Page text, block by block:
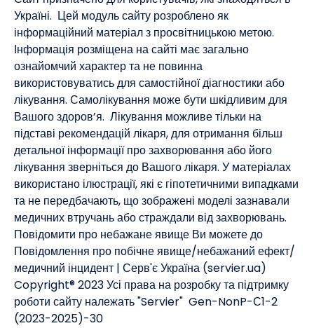
Україні. Цей модуль сайту розроблено як
інформаційний матеріал з просвітницькою метою.
Інформація розміщена на сайті має загально
ознайомчий характер та не повинна
використовуватись для самостійної діагностики або
лікування. Самолікування може бути шкідливим для
Вашого здоров’я. Лікування можливе тільки на
підставі рекомендацій лікаря, для отримання більш
детальної інформації про захворювання або його
лікування зверніться до Вашого лікаря. У матеріалах
використано ілюстрації, які є гіпотетичними випадками
та не передбачають, що зображені моделі зазнавали
медичних втручань або страждали від захворювань. ​
Повідомити про небажане явище Ви можете до
Повідомлення про побічне явище/небажаний ефект/
медичний інцидент | Серв'є Україна (servier.ua)
Copyright® 2023 Усі права на розробку та підтримку
роботи сайту належать "Servier" Gen-NonP-С1-2
(2023-2025)-30